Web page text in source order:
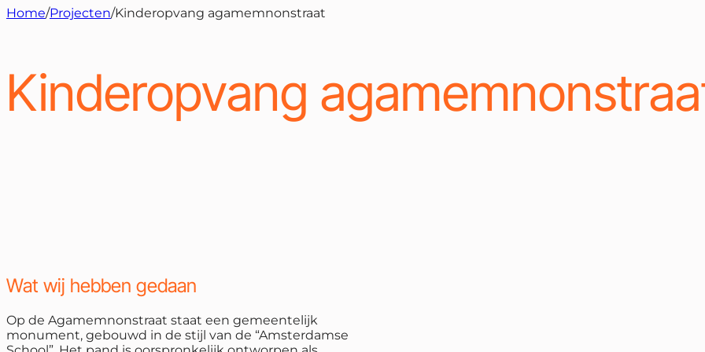
Home/Projecten/Kinderopvang agamemnonstraat
Kinderopvang
Wat wij hebben gedaan
Op de Agamemnonstraat staat een gemeentelijk
monument, gebouwd in de stijl van de “Amsterdamse